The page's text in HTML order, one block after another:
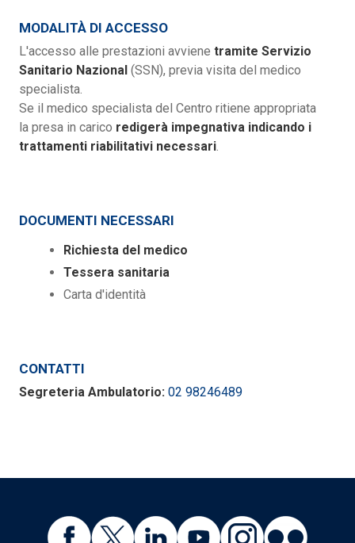
MODALITÀ DI ACCESSO
L'accesso alle prestazioni avviene tramite Servizio
Sanitario Nazional (SSN), previa visita del medico
specialista.
Se il medico specialista del Centro ritiene appropriata
la presa in carico redigerà impegnativa indicando i
trattamenti riabilitativi necessari
DOCUMENTI NECESSARI
Richiesta del medico
Tessera sanitaria
Carta d'identità
CONTATTI
Segreteria Ambulatorio: 02 98246489